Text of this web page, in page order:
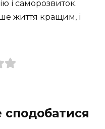
і саморозвиток.
життя кращим, і